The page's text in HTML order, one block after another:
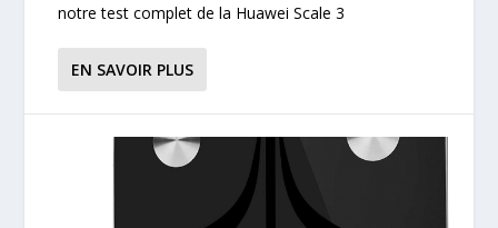
notre test complet de la Huawei Scale 3
EN SAVOIR PLUS